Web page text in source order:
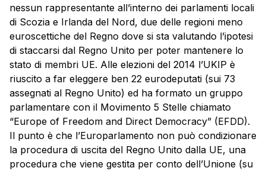
nessun rappresentante all’interno dei parlamenti locali
di Scozia e Irlanda del Nord, due delle regioni meno
euroscettiche del Regno dove si sta valutando l’ipotesi
di staccarsi dal Regno Unito per poter mantenere lo
stato di membri UE. Alle elezioni del 2014 l’UKIP è
riuscito a far eleggere ben 22 eurodeputati (sui 73
assegnati al Regno Unito) ed ha formato un gruppo
parlamentare con il Movimento 5 Stelle chiamato
“Europe of Freedom and Direct Democracy” (EFDD).
Il punto è che l’Europarlamento non può condizionare
la procedura di uscita del Regno Unito dalla UE, una
procedura che viene gestita per conto dell’Unione (su